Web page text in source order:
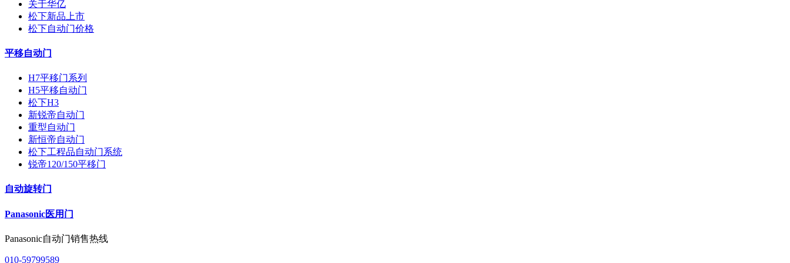
关于华亿
松下新品上市
松下自动门价格
平移自动门
H7平移门系列
H5平移自动门
松下H3
新锐帝自动门
重型自动门
新恒帝自动门
松下工程品自动门系统
锐帝120/150平移门
自动旋转门
Panasonic医用门
Panasonic自动门销售热线
010-59799589